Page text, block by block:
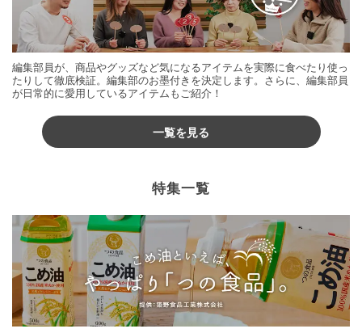
編集部員が、商品やグッズなど気になるアイテムを実際に食べたり使っ
たりして徹底検証。編集部のお墨付きを決定します。さらに、編集部員
が日常的に愛用しているアイテムもご紹介！
一覧を見る
特集一覧